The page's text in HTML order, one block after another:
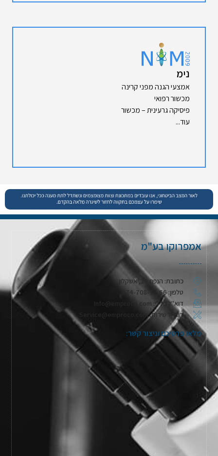
נימ
אמצעי הגנה מפני קרינה
מכשור רפואי
פיסיקה גרעינית – מכשור
עוד...
אמפרוקו בע"מ
כתובת: הנפח 28, אשקלון
טלפון: 074-708-71-66
דוא"ל כללי: Info@emproco.com
דוא"ל שירות: Service@emproco.com
מלאו פרטיכם וניצור קשר: